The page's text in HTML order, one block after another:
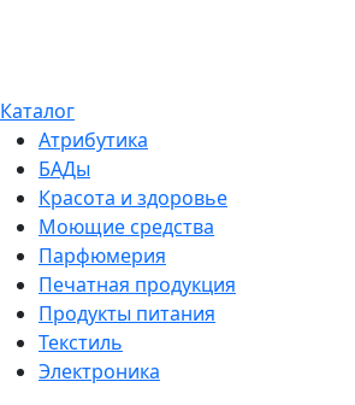
Каталог
Атрибутика
БАДы
Красота и здоровье
Моющие средства
Парфюмерия
Печатная продукция
Продукты питания
Текстиль
Электроника